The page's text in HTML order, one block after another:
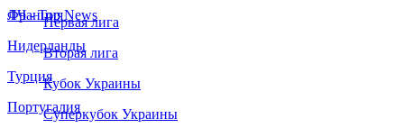
Франция
Нидерланды
Турция
Португалия
ЛЧ - Top News
Первая лига
Вторая лига
Кубок Украины
Суперкубок Украины